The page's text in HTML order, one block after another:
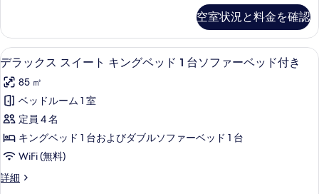
真
を
表
示
す
る
sofa
bed)
の
す
べ
て
の
写
真
ス
ル
ー
(with
sofa
bed)
の
詳
細
空室状況と料金を確認
デ
ラ
ッ
ク
ス
ス
ー
セーフティボックス (室内)、デスク
19
デラックス スイート キングベッド 1 台ソファーベッド付き
85 ㎡
ベッドルーム 1 室
定員 4 名
キングベッド 1 台およびダブルソファーベッド 1 台
WiFi (無料)
詳細
デ